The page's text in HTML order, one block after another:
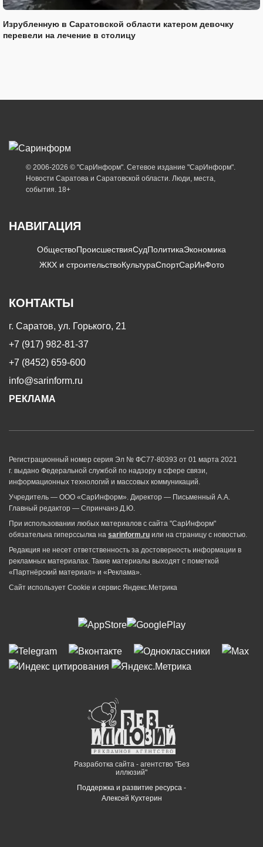
Изрубленную в Саратовской области катером девочку
перевели на лечение в столицу
© 2006-2026 © "СарИнформ". Сетевое издание "СарИнформ".
Новости Саратова и Саратовской области. Люди, места,
события. 18+
НАВИГАЦИЯ
ОбществоПроисшествияСудПолитикаЭкономика
ЖКХ и строительствоКультураСпортСарИнФото
КОНТАКТЫ
г. Саратов, ул. Горького, 21
+7 (917) 982-81-37
+7 (8452) 659-600
info@sarinform.ru
РЕКЛАМА
Регистрационный номер серия Эл № ФС77-80393 от 01 марта 2021
г. выдано Федеральной службой по надзору в сфере связи,
информационных технологий и массовых коммуникаций.
Учредитель — ООО «СарИнформ». Директор — Письменный А.А.
Главный редактор — Спринчанэ Д.Ю.
При использовании любых материалов с сайта "СарИнформ"
обязательна гиперссылка на sarinform.ru или на страницу с новостью.
Редакция не несет ответственность за достоверность информации в
рекламных материалах. Такие материалы выходят с пометкой
«Партнёрский материал» и «Реклама».
Сайт использует Cookie и сервиc Яндекс.Метрика
Разработка сайта - агентство "Без
иллюзий"
Поддержка и развитие ресурса -
Алексей Кухтерин